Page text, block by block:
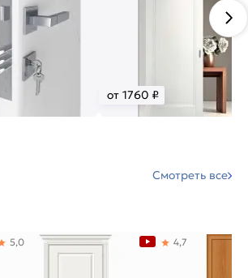
от 1760 ₽
Смотреть все
5,0 4,7